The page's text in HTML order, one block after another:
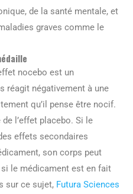
de la santé mentale, et
graves comme le
nocebo est un
réagit négativement à une
qu’il pense être nocif.
l’effet placebo. Si le
effets secondaires
son corps peut
le médicament est en fait
sur ce sujet, Futura Sciences